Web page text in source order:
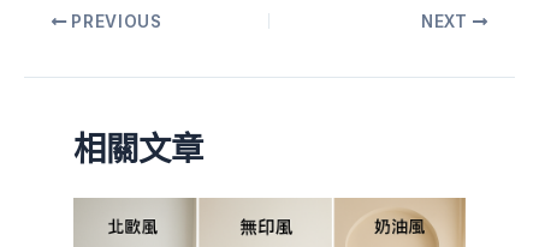
PREVIOUS NEXT
相關文章